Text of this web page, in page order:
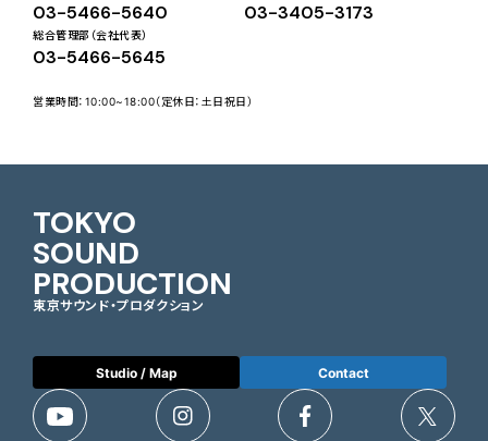
03-5466-5640 03-3405-3173
総合管理部（会社代表）
03-5466-5645
営業時間：10:00~18:00（定休日：土日祝日）
TOKYO
SOUND
PRODUCTION
東京サウンド・プロダクション
Studio / Map Contact